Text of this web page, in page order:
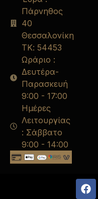
Πάρνηθος
40
Θεσσαλονίκη
ΤΚ: 54453
Ωράριο :
Δευτέρα-
Παρασκευή
9:00 - 17:00
Ημέρες
Λειτουργίας
: Σάββατο
9:00 - 14:00